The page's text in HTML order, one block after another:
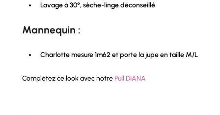
Lavage à 30°, sèche-linge déconseillé
Mannequin :
Charlotte mesure 1m62 et porte la jupe en taille M/L
Complétez ce look avec notrePull DIANA